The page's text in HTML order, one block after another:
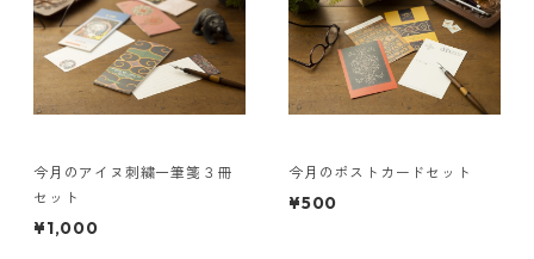
今月のアイヌ刺繍一筆箋３冊
セット
¥1,000
今月のポストカードセット
¥500